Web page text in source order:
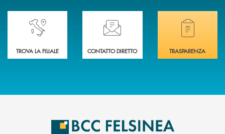
Accedi all' elenco completo delle nostre&nbsp; filiali .
TROVA LA FILIALE
Ti serve assistenza immediata? Contattaci!
CONTATTO DIRETTO
Hai bisogno di
TRASPARENZA